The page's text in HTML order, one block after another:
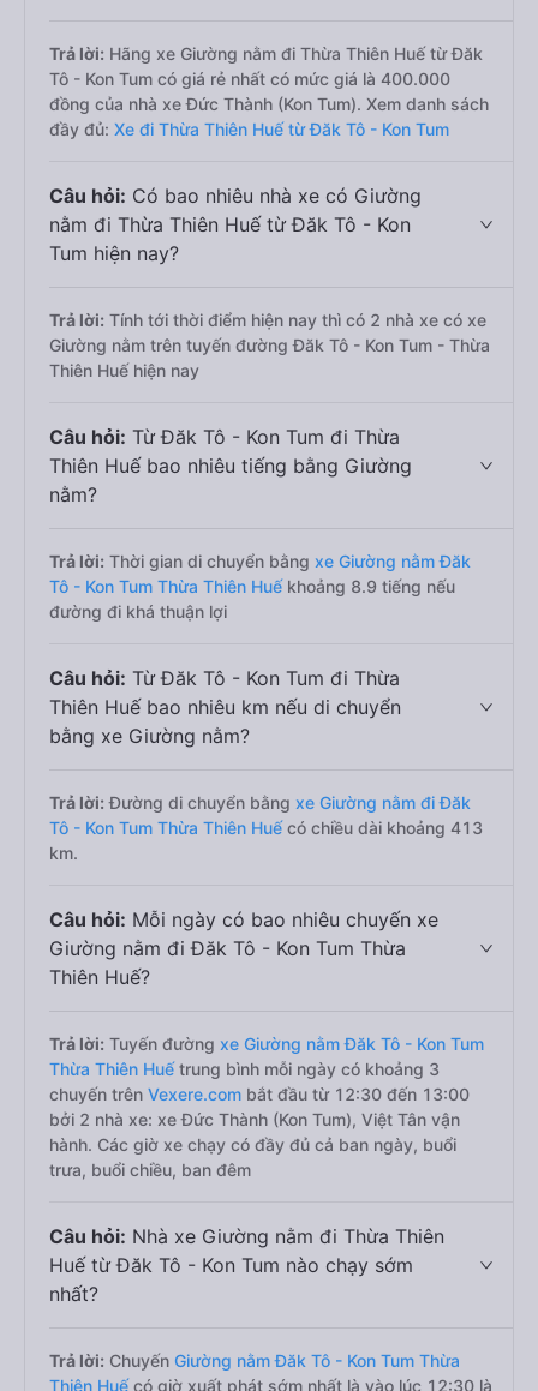
Trả lời: Hãng xe Giường nằm đi Thừa Thiên Huế từ Đăk
Tô - Kon Tum có giá rẻ nhất có mức giá là 400.000
đồng của nhà xe Đức Thành (Kon Tum). Xem danh sách
đầy đủ: Xe đi Thừa Thiên Huế từ Đăk Tô - Kon Tum
Câu hỏi: Có bao nhiêu nhà xe có Giường
nằm đi Thừa Thiên Huế từ Đăk Tô - Kon
Tum hiện nay?
Trả lời: Tính tới thời điểm hiện nay thì có 2 nhà xe có xe
Giường nằm trên tuyến đường Đăk Tô - Kon Tum - Thừa
Thiên Huế hiện nay
Câu hỏi: Từ Đăk Tô - Kon Tum đi Thừa
Thiên Huế bao nhiêu tiếng bằng Giường
nằm?
Trả lời: Thời gian di chuyển bằng xe Giường nằm Đăk
Tô - Kon Tum Thừa Thiên Huếkhoảng 8.9 tiếng nếu
đường đi khá thuận lợi
Câu hỏi: Từ Đăk Tô - Kon Tum đi Thừa
Thiên Huế bao nhiêu km nếu di chuyển
bằng xe Giường nằm?
Trả lời: Đường di chuyển bằng xe Giường nằm đi Đăk
Tô - Kon Tum Thừa Thiên Huếcó chiều dài khoảng 413
km.
Câu hỏi: Mỗi ngày có bao nhiêu chuyến xe
Giường nằm đi Đăk Tô - Kon Tum Thừa
Thiên Huế?
Trả lời: Tuyến đường xe Giường nằm Đăk Tô - Kon Tum
Thừa Thiên Huếtrung bình mỗi ngày có khoảng 3
chuyến trên Vexere.com bắt đầu từ 12:30 đến 13:00
bởi 2 nhà xe: xe Đức Thành (Kon Tum), Việt Tân vận
hành. Các giờ xe chạy có đầy đủ cả ban ngày, buổi
trưa, buổi chiều, ban đêm
Câu hỏi: Nhà xe Giường nằm đi Thừa Thiên
Huế từ Đăk Tô - Kon Tum nào chạy sớm
nhất?
Trả lời: Chuyến Giường nằm Đăk Tô - Kon Tum Thừa
Thiên Huếcó giờ xuất phát sớm nhất là vào lúc 12:30 là